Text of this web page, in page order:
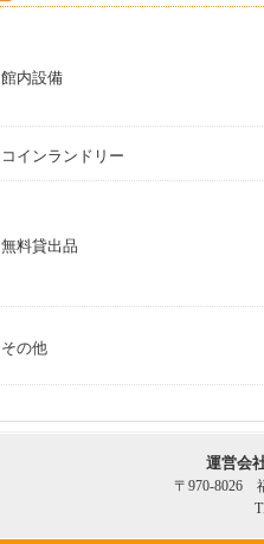
館内設備
コインランドリー
無料貸出品
その他
運営会
〒970-8026